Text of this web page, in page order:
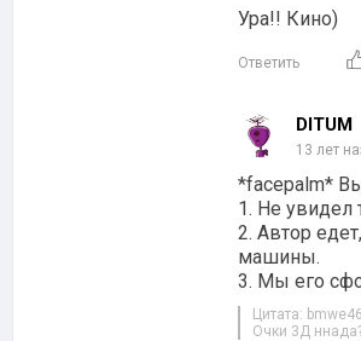
Ура!! Кино)
Ответить
DITUM
13 лет
*facepalm*
1. Не увидел
2. Автор
машины.
3. Мы его
Цитата: bmwe46
Очки 3Д